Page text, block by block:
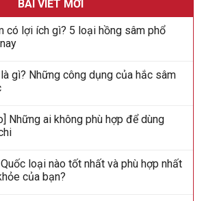
BÀI VIẾT MỚI
có lợi ích gì? 5 loại hồng sâm phổ
gì? Những công dụng của hắc sâm
Những ai không phù hợp để dùng
loại nào tốt nhất và phù hợp nhất
của bạn?